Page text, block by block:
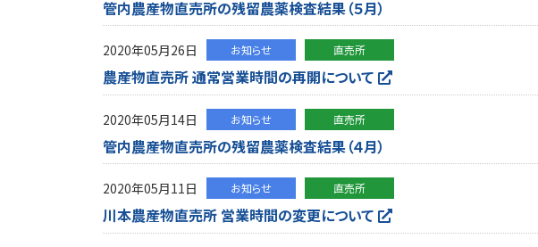
管内農産物直売所の残留農薬検査結果（５月）
2020年05月26日 お知らせ 直売所
農産物直売所 通常営業時間の再開について
2020年05月14日 お知らせ 直売所
管内農産物直売所の残留農薬検査結果（４月）
2020年05月11日 お知らせ 直売所
川本農産物直売所 営業時間の変更について